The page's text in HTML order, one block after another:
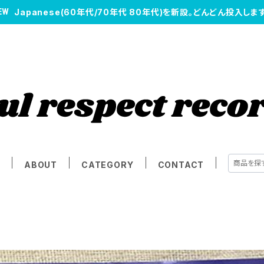
Japanese(60年代/70年代 80年代)を新設。どんどん投入します
ABOUT CATEGORY CONTACT